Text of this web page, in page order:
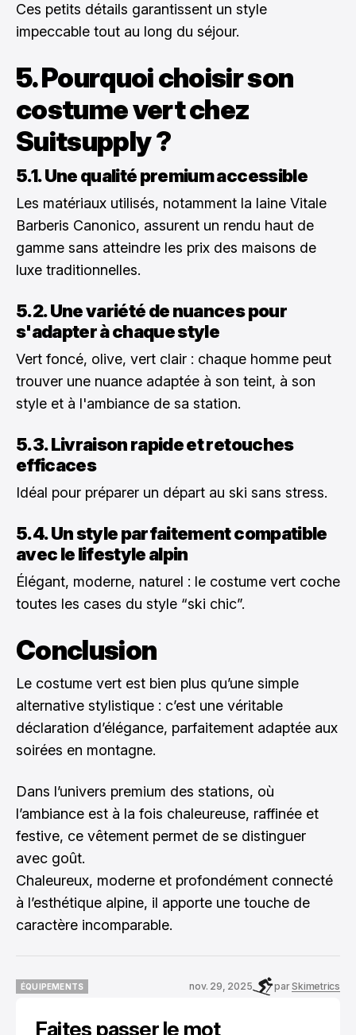
Ces petits détails garantissent un style
impeccable tout au long du séjour.
5. Pourquoi choisir son
costume vert chez
Suitsupply ?
5.1. Une qualité premium accessible
Les matériaux utilisés, notamment la laine Vitale
Barberis Canonico, assurent un rendu haut de
gamme sans atteindre les prix des maisons de
luxe traditionnelles.
5.2. Une variété de nuances pour
s'adapter à chaque style
Vert foncé, olive, vert clair : chaque homme peut
trouver une nuance adaptée à son teint, à son
style et à l'ambiance de sa station.
5.3. Livraison rapide et retouches
efficaces
Idéal pour préparer un départ au ski sans stress.
5.4. Un style parfaitement compatible
avec le lifestyle alpin
Élégant, moderne, naturel : le costume vert coche
toutes les cases du style “ski chic”.
Conclusion
Le costume vert est bien plus qu’une simple
alternative stylistique : c’est une véritable
déclaration d’élégance, parfaitement adaptée aux
soirées en montagne.
Dans l’univers premium des stations, où
l’ambiance est à la fois chaleureuse, raffinée et
festive, ce vêtement permet de se distinguer
avec goût.
Chaleureux, moderne et profondément connecté
à l’esthétique alpine, il apporte une touche de
caractère incomparable.
ÉQUIPEMENTS
nov. 29, 2025 parSkimetrics
Faites passer le mot